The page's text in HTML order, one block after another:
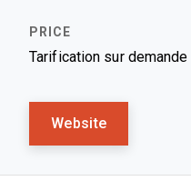
Tarification sur demande
Website